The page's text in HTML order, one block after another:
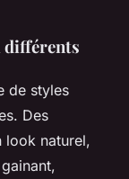
différents
de styles
Des
look naturel,